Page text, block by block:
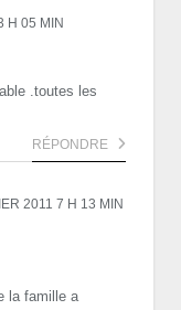
H 05 MIN
.toutes les
RÉPONDRE
2011 7 H 13 MIN
la famille a